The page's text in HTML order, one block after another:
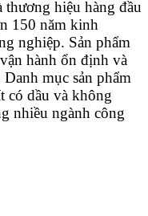
thương hiệu hàng đầu
150 năm kinh
nghiệp. Sản phẩm
hành ổn định và
mục sản phẩm
có dầu và không
nhiều ngành công